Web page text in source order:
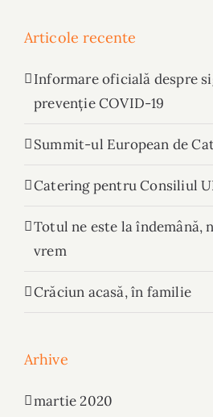
Articole recente
Informare oficială despre
prevenție COVID-19
Summit-ul European de
Catering pentru Consiliul
Totul ne este la îndemână,
vrem
Crăciun acasă, în familie
Arhive
martie 2020